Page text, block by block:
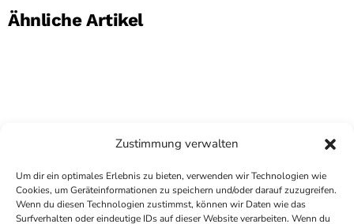
Zustimmung verwalten
Um dir ein optimales Erlebnis zu bieten, verwenden wir Technologien wie
Cookies, um Geräteinformationen zu speichern und/oder darauf zuzugreifen.
Wenn du diesen Technologien zustimmst, können wir Daten wie das
Surfverhalten oder eindeutige IDs auf dieser Website verarbeiten. Wenn du
Ähnliche Artikel